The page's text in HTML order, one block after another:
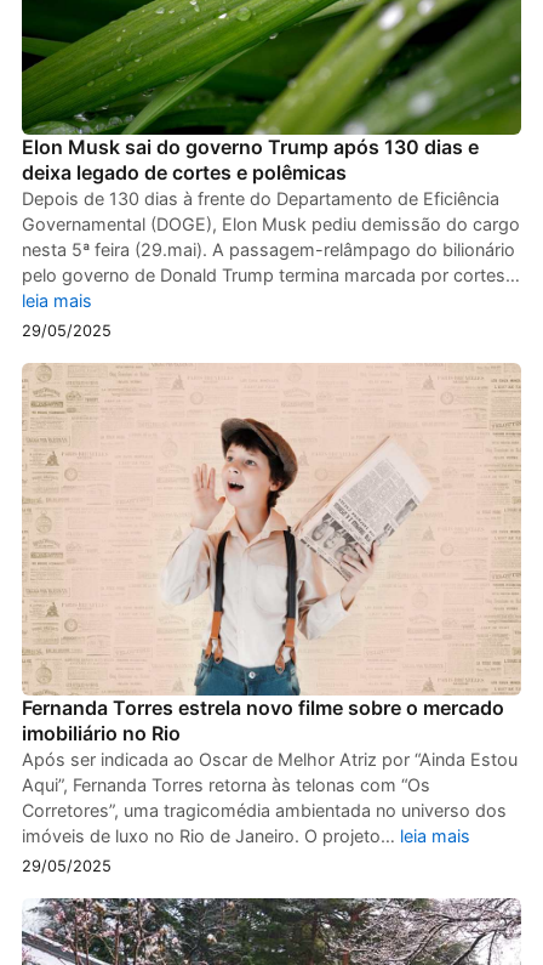
Elon Musk sai do governo Trump após 130 dias e
deixa legado de cortes e polêmicas
Depois de 130 dias à frente do Departamento de Eficiência
Governamental (DOGE), Elon Musk pediu demissão do cargo
nesta 5ª feira (29.mai). A passagem-relâmpago do bilionário
pelo governo de Donald Trump termina marcada por cortes…
leia mais
29/05/2025
Fernanda Torres estrela novo filme sobre o mercado
imobiliário no Rio
Após ser indicada ao Oscar de Melhor Atriz por “Ainda Estou
Aqui”, Fernanda Torres retorna às telonas com “Os
Corretores”, uma tragicomédia ambientada no universo dos
imóveis de luxo no Rio de Janeiro. O projeto… leia mais
29/05/2025